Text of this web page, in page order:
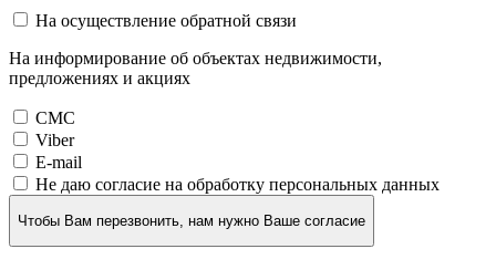
На осуществление обратной связи
На информирование об объектах недвижимости,
предложениях и акциях
СМС
Viber
E-mail
Не даю согласие на обработку персональных данных
Чтобы Вам перезвонить, нам нужно Ваше согласие